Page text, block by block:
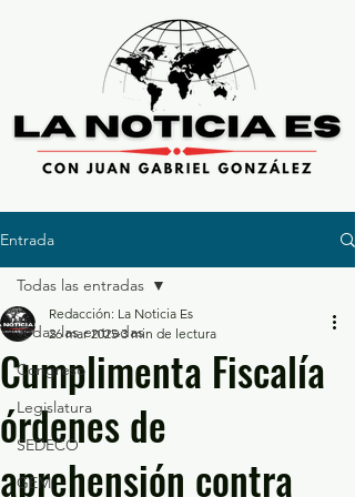
Entrada
Todas las entradas
Congreso
Legislatura
SEDECO
GEM
Todas las entradas
Cumplimenta Fiscalía
órdenes de
aprehensión contra
Redacción: La Noticia Es
26 mar 2025 3 min de lectura